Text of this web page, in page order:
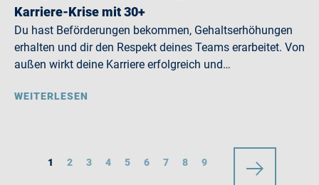
Karriere-Krise mit 30+
Du hast Beförderungen bekommen, Gehaltserhöhungen
erhalten und dir den Respekt deines Teams erarbeitet. Von
außen wirkt deine Karriere erfolgreich und…
WEITERLESEN
1 2 3 4 5 6 7 8 9